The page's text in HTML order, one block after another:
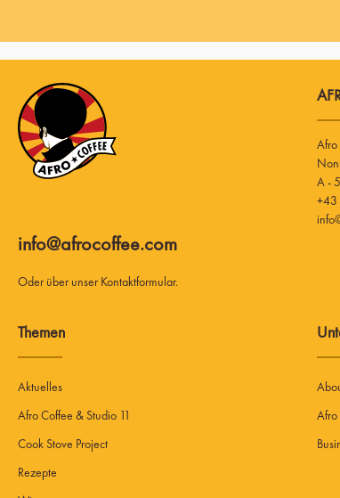
info@afrocoffee.com
Oder über unser Kontaktformular.
Afro
A -
+43
Themen
Aktuelles
Afro Coffee & Studio 11
Cook Stove Project
Rezepte
Afro